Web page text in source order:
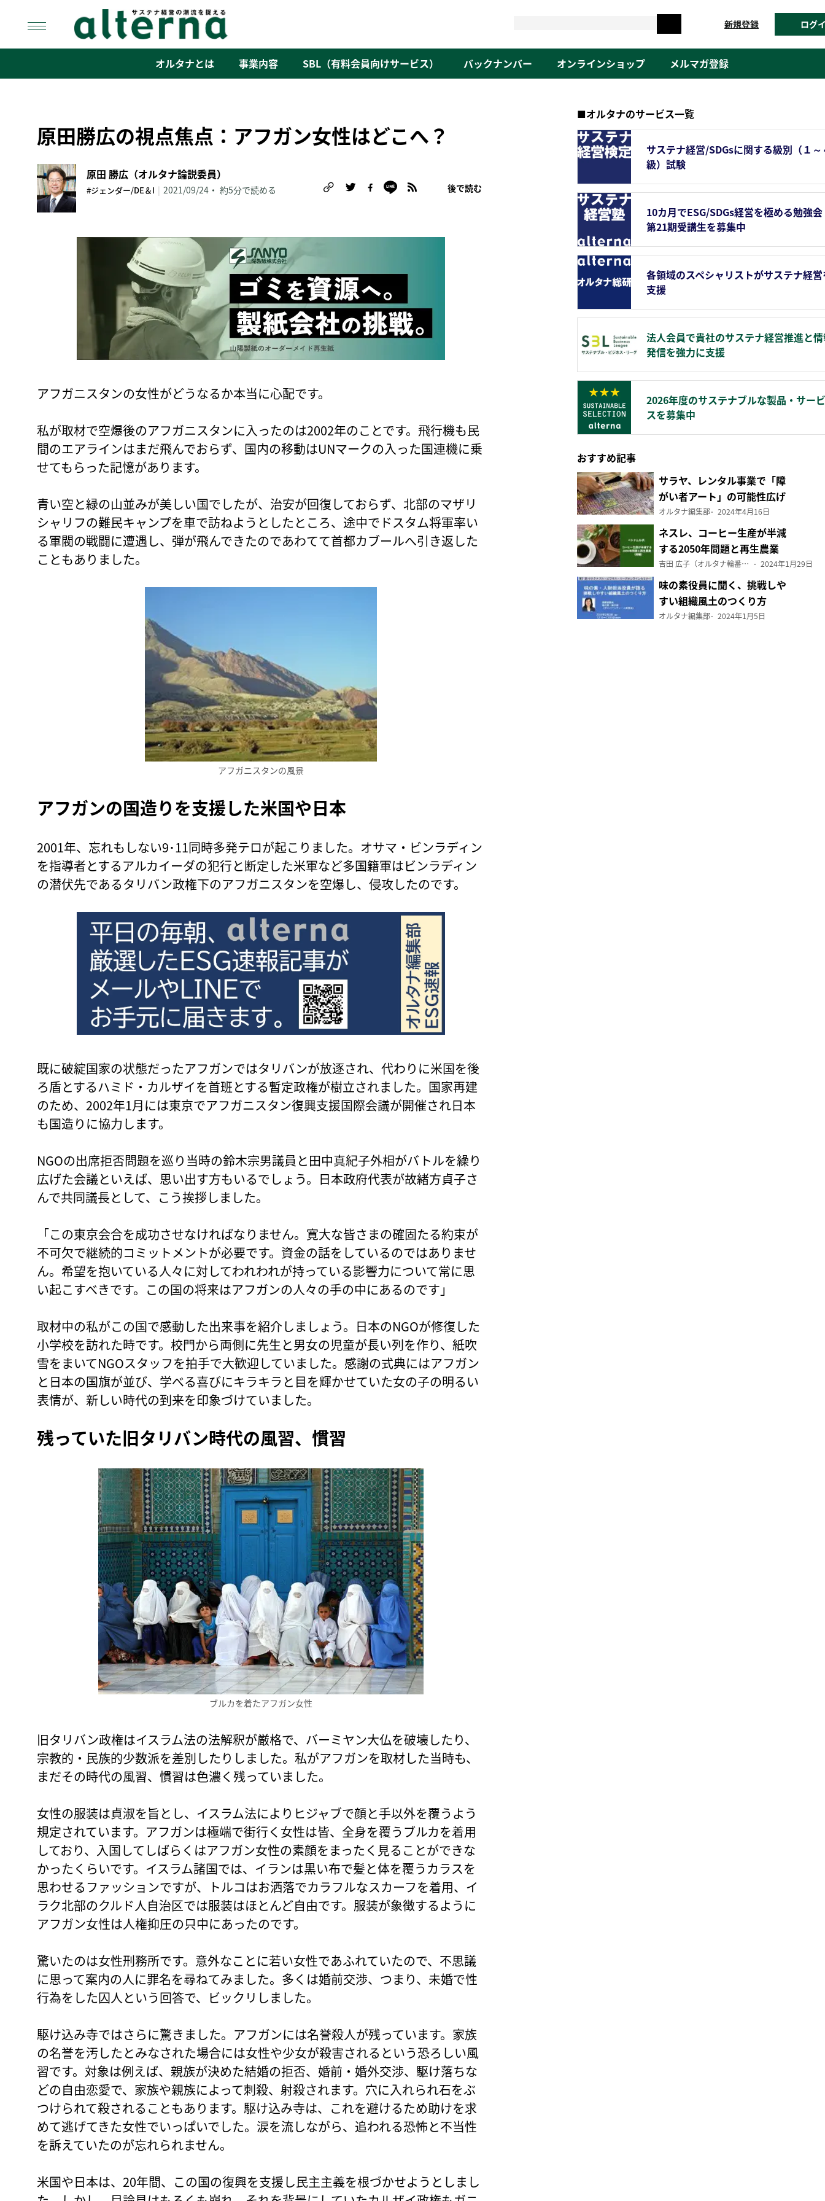
content
新規登録 ログ
オルタナとは 事業内容 SBL（有料会員向けサービス） バックナンバー オンラインショップ メルマガ登録
原田勝広の視点焦点：アフガン女性はどこへ？
原田 勝広（オルタナ論説委員）
#ジェンダー/DE＆I | 2021/09/24 約5分で読める 後で読む
アフガニスタンの女性がどうなるか本当に心配です。
私が取材で空爆後のアフガニスタンに入ったのは2002年のことです。飛行機も民
間のエアラインはまだ飛んでおらず、国内の移動はUNマークの入った国連機に乗
せてもらった記憶があります。
青い空と緑の山並みが美しい国でしたが、治安が回復しておらず、北部のマザリ
シャリフの難民キャンプを車で訪ねようとしたところ、途中でドスタム将軍率い
る軍閥の戦闘に遭遇し、弾が飛んできたのであわてて首都カブールへ引き返した
こともありました。
アフガニスタンの風景
アフガンの国造りを支援した米国や日本
2001年、忘れもしない9･11同時多発テロが起こりました。オサマ・ビンラディン
を指導者とするアルカイーダの犯行と断定した米軍など多国籍軍はビンラディン
の潜伏先であるタリバン政権下のアフガニスタンを空爆し、侵攻したのです。
既に破綻国家の状態だったアフガンではタリバンが放逐され、代わりに米国を後
ろ盾とするハミド・カルザイを首班とする暫定政権が樹立されました。国家再建
のため、2002年1月には東京でアフガニスタン復興支援国際会議が開催され日本
も国造りに協力します。
NGOの出席拒否問題を巡り当時の鈴木宗男議員と田中真紀子外相がバトルを繰り
広げた会議といえば、思い出す方もいるでしょう。日本政府代表が故緒方貞子さ
んで共同議長として、こう挨拶しました。
「この東京会合を成功させなければなりません。寛大な皆さまの確固たる約束が
不可欠で継続的コミットメントが必要です。資金の話をしているのではありませ
ん。希望を抱いている人々に対してわれわれが持っている影響力について常に思
い起こすべきです。この国の将来はアフガンの人々の手の中にあるのです」
取材中の私がこの国で感動した出来事を紹介しましょう。日本のNGOが修復した
小学校を訪れた時です。校門から両側に先生と男女の児童が長い列を作り、紙吹
雪をまいてNGOスタッフを拍手で大歓迎していました。感謝の式典にはアフガン
と日本の国旗が並び、学べる喜びにキラキラと目を輝かせていた女の子の明るい
表情が、新しい時代の到来を印象づけていました。
残っていた旧タリバン時代の風習、慣習
ブルカを着たアフガン女性
旧タリバン政権はイスラム法の法解釈が厳格で、バーミヤン大仏を破壊したり、
宗教的・民族的少数派を差別したりしました。私がアフガンを取材した当時も、
まだその時代の風習、慣習は色濃く残っていました。
女性の服装は貞淑を旨とし、イスラム法によりヒジャブで顔と手以外を覆うよう
規定されています。アフガンは極端で街行く女性は皆、全身を覆うブルカを着用
しており、入国してしばらくはアフガン女性の素顔をまったく見ることができな
かったくらいです。イスラム諸国では、イランは黒い布で髪と体を覆うカラスを
思わせるファッションですが、トルコはお洒落でカラフルなスカーフを着用、イ
ラク北部のクルド人自治区では服装はほとんど自由です。服装が象徴するように
アフガン女性は人権抑圧の只中にあったのです。
驚いたのは女性刑務所です。意外なことに若い女性であふれていたので、不思議
に思って案内の人に罪名を尋ねてみました。多くは婚前交渉、つまり、未婚で性
行為をした囚人という回答で、ビックリしました。
駆け込み寺ではさらに驚きました。アフガンには名誉殺人が残っています。家族
の名誉を汚したとみなされた場合には女性や少女が殺害されるという恐ろしい風
習です。対象は例えば、親族が決めた結婚の拒否、婚前・婚外交渉、駆け落ちな
どの自由恋愛で、家族や親族によって刺殺、射殺されます。穴に入れられ石をぶ
つけられて殺されることもあります。駆け込み寺は、これを避けるため助けを求
めて逃げてきた女性でいっぱいでした。涙を流しながら、追われる恐怖と不当性
を訴えていたのが忘れられません。
米国や日本は、20年間、この国の復興を支援し民主主義を根づかせようとしまし
■オルタナのサービス一覧
サステナ経営/SDGsに関する級別（１～
級）試験
10カ月でESG/SDGs経営を極める勉強
第21期受講生を募集中
各領域のスペシャリストがサステナ経
支援
法人会員で貴社のサステナ経営推進と
発信を強力に支援
2026年度のサステナブルな製品・サービ
スを募集中
おすすめ記事
サラヤ、レンタル事業で「障
がい者アート」の可能性広げ
る
オルタナ編集部 2024年4月16日
ネスレ、コーヒー生産が半減
する2050年問題と再生農業
（前編）
吉田 広子（オルタナ輪番編集長） 2024年1月29日
味の素役員に聞く、挑戦しや
すい組織風土のつくり方
オルタナ編集部 2024年1月5日